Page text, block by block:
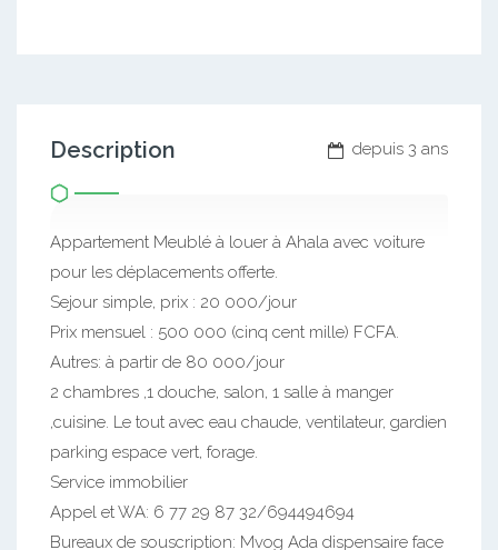
depuis 3 ans
Description
Appartement Meublé à louer à Ahala avec voiture
pour les déplacements offerte.
Sejour simple, prix : 20 000/jour
Prix mensuel : 500 000 (cinq cent mille) FCFA.
Autres: à partir de 80 000/jour
2 chambres ,1 douche, salon, 1 salle à manger
,cuisine. Le tout avec eau chaude, ventilateur, gardien
parking espace vert, forage.
Service immobilier
Appel et WA: 6 77 29 87 32/694494694
Bureaux de souscription: Mvog Ada dispensaire face